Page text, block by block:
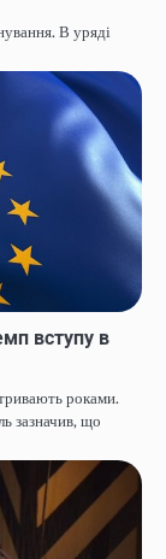
В уряді
вступу в
роками.
зазначив, що